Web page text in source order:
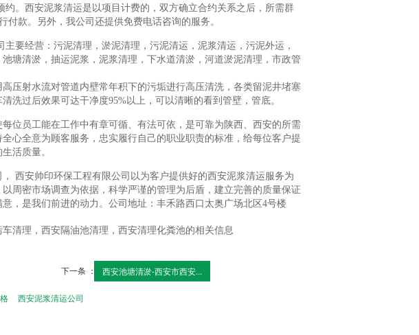
。西安泥浆清运是以项目计费的，双方确立合约关系之后，所需群
款。另外，我公司还提供免费电话咨询的服务。
要经营：污泥清理，淤泥清理，污泥清运，泥浆清运，污泥外运，
塘清淤，抽运泥浆，泥浆清理，下水道清淤，河道淤泥清理，市政管
压射水流对管道内壁常年积下的污垢进行高压清洗，各类留泥井堵塞
洗过后效果可达干净度95%以上，可以清晰的看到管壁，管底。
位员工能在工作中有章可循、有法可依，是可靠为陕西、西安的所需
心全意为顾客服务，忠实履行自己的职业职责的标准，给每位客户提
活质量。
西安帅印环保工程有限公司以为客户提供好的西安泥浆清运服务为
周密市场调查为依据，科学严谨的管理为后盾，建立完善的质量保证
，是我们前进的动力。公司地址：丰禾路西口太奥广场北区4号楼
清理，西安隔油池清理，西安清理化粪池的相关信息
下一条 ： 西安池塘清淤-西安市西安...
西安泥浆清运公司